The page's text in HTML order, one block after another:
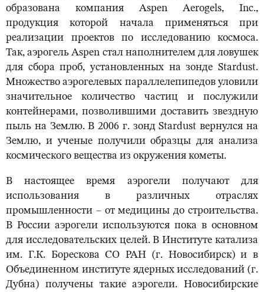
образована компания Aspen Aerogels, Inc.,
продукция которой начала применяться при
реализации проектов по исследованию космоса.
Так, аэрогель Aspen стал наполнителем для ловушек
для сбора проб, установленных на зонде Stardust.
Множество аэрогелевых параллелепипедов уловили
значительное количество частиц и послужили
контейнерами, позволившими доставить звездную
пыль на Землю. В 2006 г. зонд Stardust вернулся на
Землю, и ученые получили образцы для анализа
космического вещества из окружения кометы.
В настоящее время аэрогели получают для
использования в различных отраслях
промышленности – от медицины до строительства.
В России аэрогели используются пока в основном
для исследовательских целей. В Институте катализа
им. Г.К. Борескова СО РАН (г. Новосибирск) и в
Объединенном институте ядерных исследований (г.
Дубна) получены такие аэрогели. Новосибирские